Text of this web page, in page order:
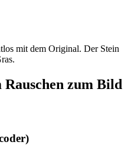
mit dem Original. Der Stein
zum Bild